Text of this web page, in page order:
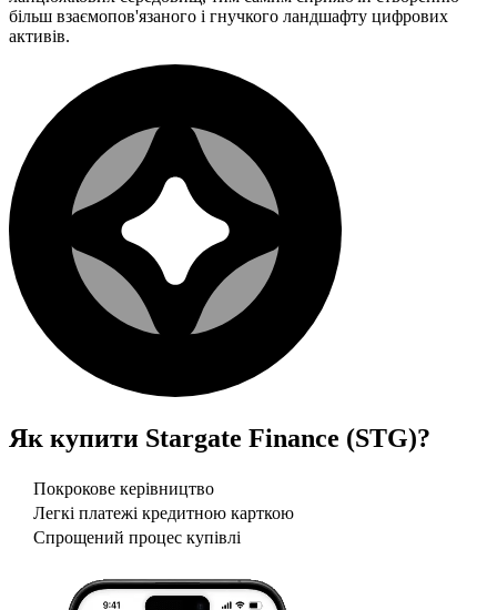
більш взаємопов'язаного і гнучкого ландшафту цифрових
активів.
Як купити Stargate Finance (STG)?
Покрокове керівництво
Легкі платежі кредитною карткою
Спрощений процес купівлі